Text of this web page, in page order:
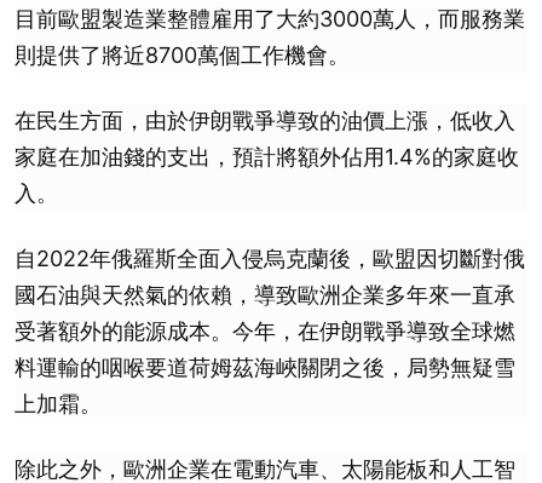
目前歐盟製造業整體雇用了大約3000萬人，而服務業
則提供了將近8700萬個工作機會。
在民生方面，由於伊朗戰爭導致的油價上漲，低收入
家庭在加油錢的支出，預計將額外佔用1.4%的家庭收
入。
自2022年俄羅斯全面入侵烏克蘭後，歐盟因切斷對俄
國石油與天然氣的依賴，導致歐洲企業多年來一直承
受著額外的能源成本。今年，在伊朗戰爭導致全球燃
料運輸的咽喉要道荷姆茲海峽關閉之後，局勢無疑雪
上加霜。
除此之外，歐洲企業在電動汽車、太陽能板和人工智